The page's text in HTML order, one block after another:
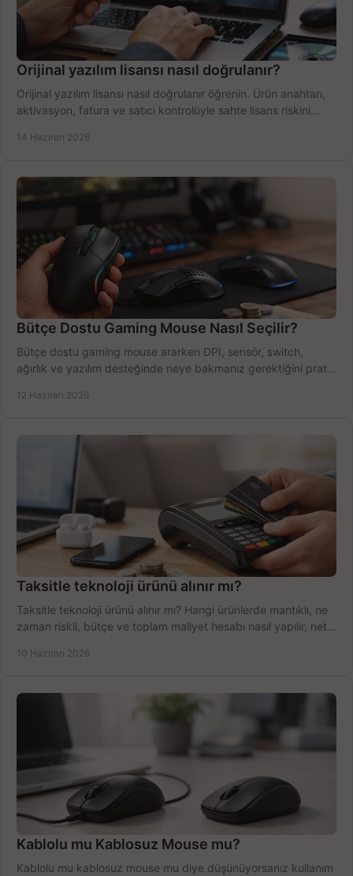
Orijinal yazılım lisansı nasıl doğrulanır?
Orijinal yazılım lisansı nasıl doğrulanır öğrenin. Ürün anahtarı,
aktivasyon, fatura ve satıcı kontrolüyle sahte lisans riskini
14 Haziran 2026
Bütçe Dostu Gaming Mouse Nasıl Seçilir?
Bütçe dostu gaming mouse ararken DPI, sensör, switch,
ağırlık ve yazılım desteğinde neye bakmanız gerektiğini pratik
12 Haziran 2026
Taksitle teknoloji ürünü alınır mı?
Taksitle teknoloji ürünü alınır mı? Hangi ürünlerde mantıklı, ne
zaman riskli, bütçe ve toplam maliyet hesabı nasıl yapılır, net
10 Haziran 2026
Kablolu mu Kablosuz Mouse mu?
Kablolu mu kablosuz mouse mu diye düşünüyorsanız kullanım